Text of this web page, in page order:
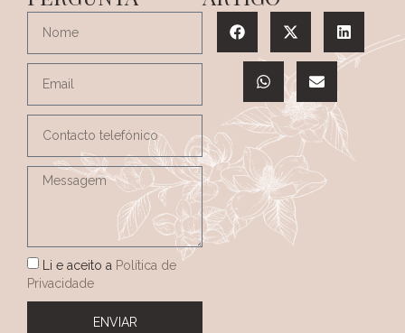
Li e aceito a Política de
Privacidade
ENVIAR